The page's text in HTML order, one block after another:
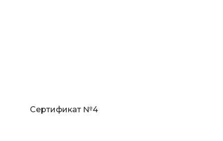
Сертификат №4